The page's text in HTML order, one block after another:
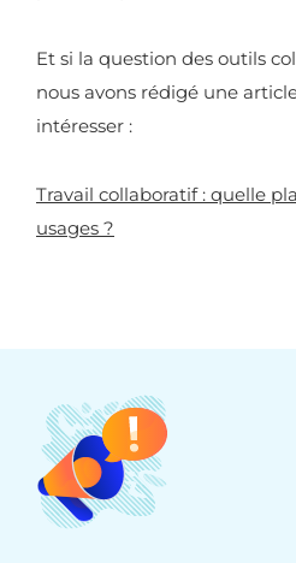
Et si la question des outils
nous avons rédigé une
intéresser :
Travail collaboratif : quelle
usages ?